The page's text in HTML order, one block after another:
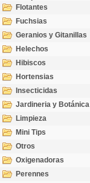
Acuáticas
Flotantes
Fuchsias
Geranios y Gitanillas
Helechos
Hibiscos
Hortensias
Insecticidas
Jardineria y Botánica
Limpieza
Mini Tips
Otros
Oxigenadoras
Perennes